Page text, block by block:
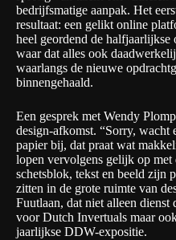
bedrijfsmatige aanpak. Het
resultaat: een gelikt online
heel geordend de halfjaarlijkse
waar dat alles ook
waarlangs de nieuwe
binnengehaald.
Een gesprek met Wendy
design-afkomst. “Sorry, wacht
papier bij, dat praat wat
lopen vervolgens gelijk op met
schetsblok, tekst en beeld zijn
zitten in de grote ruimte van
Fuutlaan, dat niet alleen
voor Dutch Invertuals maar
jaarlijkse DDW-expositie.